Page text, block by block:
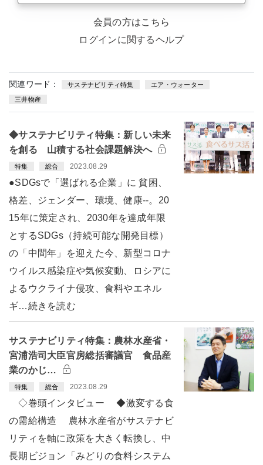
会員の方はこちら
ログインに関するヘルプ
関連ワード： サステナビリティ特集 エア・ウォーター
三井物産
◆サステナビリティ特集：新しい未来
を創る 山積する社会課題解決へ
特集 総合 2023.08.29
●SDGsで「選ばれる企業」に 貧困、
格差、ジェンダー、環境、健康--。20
15年に策定され、2030年を達成年限
とするSDGs（持続可能な開発目標）
の「中間年」を迎えた今、新型コロナ
ウイルス感染症や気候変動、ロシアに
よるウクライナ侵攻、食料やエネル
ギ…続きを読む
サステナビリティ特集：農林水産省・
宮浦浩司大臣官房総括審議官 食品産
業のかじ…
特集 総合 2023.08.29
◇巻頭インタビュー ◆激変する食
の需給構造 農林水産省がサステナビ
リティを軸に政策を大きく転換し、中
長期ビジョン「みどりの食料システム